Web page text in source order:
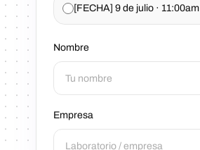
[FECHA] 9 de julio · 11:00am
Nombre
Empresa